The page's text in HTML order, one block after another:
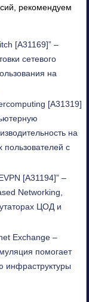
рекомендуем
[A31169]” –
сетевого
на
[A31319]
на
пользователей с
[A31194]” –
Networking,
ЦОД и
Exchange –
помогает
инфраструктуры